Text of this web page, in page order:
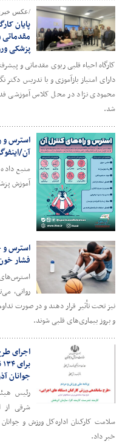
/عکس
پایان
مقدماتی
پزشکی
دارای امتیاز بازآموزی و با تدریس
محمودی نژاد در محل کلاس آموزشی
شد.
استرس و
آن/
منبع
آموزش
استرس و
فشار
استرس‌های
روانی،
نیز تحت تأثیر قرار دهند و در صورت
و بروز بیماری‌های قلبی شوند.
اجرای
جوانان
رئیس
شرقی از
سلامت کارکنان اداره‌کل ورزش و
خبر داد.